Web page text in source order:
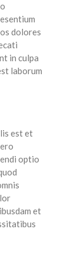
dolores
in culpa
laborum
est et
optio
et